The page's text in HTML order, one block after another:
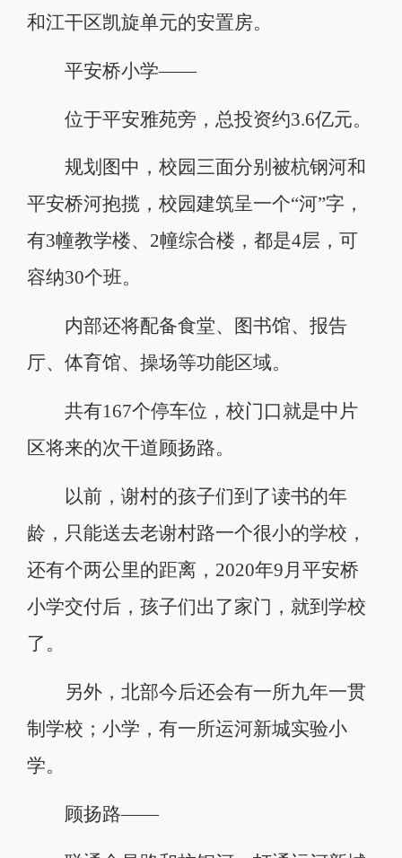
和江干区凯旋单元的安置房。
平安桥小学——
位于平安雅苑旁，总投资约3.6亿元。
规划图中，校园三面分别被杭钢河和
平安桥河抱揽，校园建筑呈一个“河”字，
有3幢教学楼、2幢综合楼，都是4层，可
容纳30个班。
内部还将配备食堂、图书馆、报告
厅、体育馆、操场等功能区域。
共有167个停车位，校门口就是中片
区将来的次干道顾扬路。
以前，谢村的孩子们到了读书的年
龄，只能送去老谢村路一个很小的学校，
还有个两公里的距离，2020年9月平安桥
小学交付后，孩子们出了家门，就到学校
了。
另外，北部今后还会有一所九年一贯
制学校；小学，有一所运河新城实验小
学。
顾扬路——